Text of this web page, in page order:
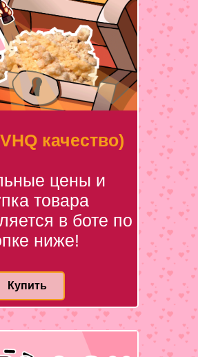
качество)
цены и
товара
в боте по
ниже!
Купить